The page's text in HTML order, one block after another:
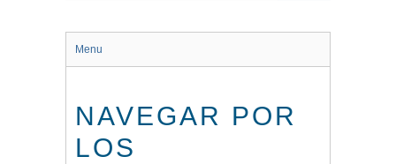
Menu
NAVEGAR POR
LOS